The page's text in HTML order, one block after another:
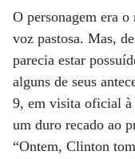
O personagem era
voz pastosa. Mas,
parecia estar
alguns de seus
9, em visita oficial à
um duro recado ao
“Ontem, Clinton